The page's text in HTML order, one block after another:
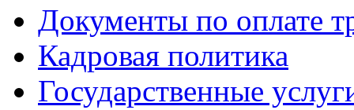
Документы по оплате
Кадровая политика
Государственные